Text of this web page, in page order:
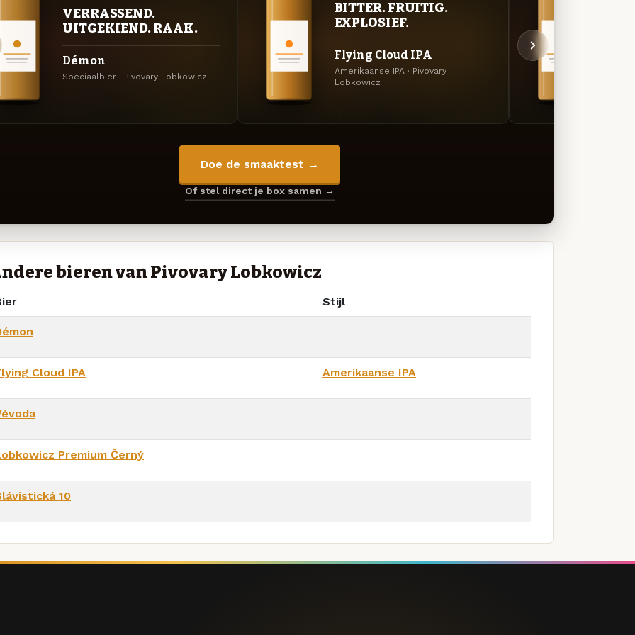
VERRASSEND.
UITGEKIEND. RAAK.
Démon
Speciaalbier · Pivovary Lobkowicz
BITTER. FRUITIG.
EXPLOSIEF.
Flying Cloud IPA
Amerikaanse IPA · Pivovary
Lobkowicz
Doe de smaaktest →
Of stel direct je box samen →
bieren van Pivovary Lobkowicz
Stijl
Cloud IPA Amerikaanse IPA
Premium Černý
10